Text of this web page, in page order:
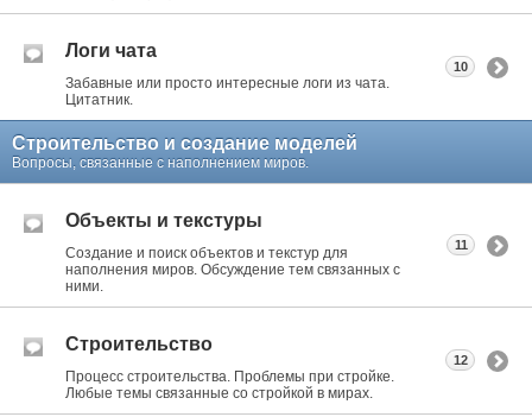
Логи чата
Забавные или просто интересные логи из чата.
Цитатник.
10
Строительство и создание моделей
Вопросы, связанные с наполнением миров.
Объекты и текстуры
Создание и поиск объектов и текстур для
наполнения миров. Обсуждение тем связанных с
ними.
11
Строительство
Процесс строительства. Проблемы при стройке.
Любые темы связанные со стройкой в мирах.
12